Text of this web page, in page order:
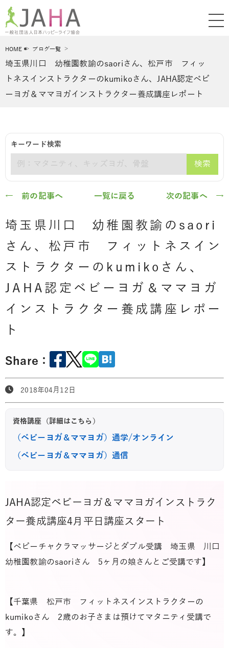
HOME ブログ一覧
埼玉県川口 幼稚園教諭のsaoriさん、松戸市 フィッ
トネスインストラクターのkumikoさん、JAHA認定ベビ
ーヨガ＆ママヨガインストラクター養成講座レポート
キーワード検索
検索
← 前の記事へ 一覧に戻る 次の記事へ →
埼玉県川口 幼稚園教諭のsaori
さん、松戸市 フィットネスイン
ストラクターのkumikoさん、
JAHA認定ベビーヨガ＆ママヨガ
インストラクター養成講座レポー
ト
Share：
2018年04月12日
資格講座（詳細はこちら）
（ベビーヨガ＆ママヨガ）通学/オンライン
（ベビーヨガ＆ママヨガ）通信
JAHA認定ベビーヨガ＆ママヨガインストラク
ター養成講座4月平日講座スタート
【ベビーチャクラマッサージとダブル受講 埼玉県 川口
幼稚園教諭のsaoriさん 5ヶ月の娘さんとご受講です】
【千葉県 松戸市 フィットネスインストラクターの
kumikoさん 2歳のお子さまは預けてマタニティ受講で
す。】